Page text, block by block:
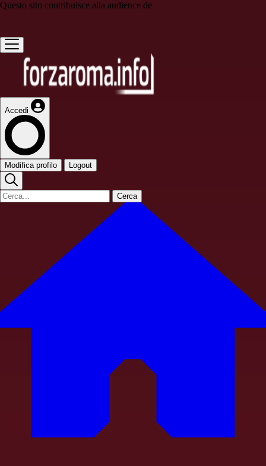
Questo sito contribuisce alla audience de
Accedi
Modifica profilo Logout
Cerca